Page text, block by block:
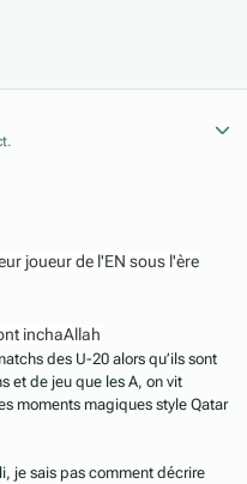
joueur de l'EN sous l'ère
inchaAllah
des U-20 alors qu’ils sont
et de jeu que les A, on vit
moments magiques style Qatar
je sais pas comment décrire